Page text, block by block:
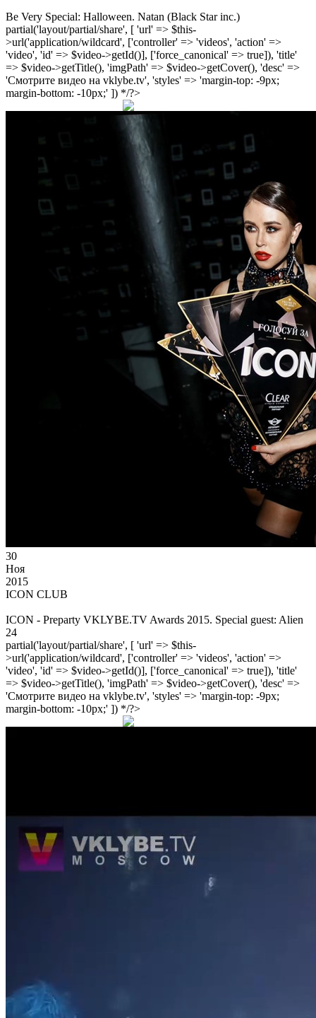
Be Very Special: Halloween. Natan (Black Star inc.)
partial('layout/partial/share', [ 'url' => $this-
>url('application/wildcard', ['controller' => 'videos', 'action' =>
'video', 'id' => $video->getId()], ['force_canonical' => true]), 'title'
=> $video->getTitle(), 'imgPath' => $video->getCover(), 'desc' =>
'Смотрите видео на vklybe.tv', 'styles' => 'margin-top: -9px;
margin-bottom: -10px;' ]) */?>
30
Ноя
2015
ICON CLUB
ICON - Preparty VKLYBE.TV Awards 2015. Special guest: Alien
24
partial('layout/partial/share', [ 'url' => $this-
>url('application/wildcard', ['controller' => 'videos', 'action' =>
'video', 'id' => $video->getId()], ['force_canonical' => true]), 'title'
=> $video->getTitle(), 'imgPath' => $video->getCover(), 'desc' =>
'Смотрите видео на vklybe.tv', 'styles' => 'margin-top: -9px;
margin-bottom: -10px;' ]) */?>